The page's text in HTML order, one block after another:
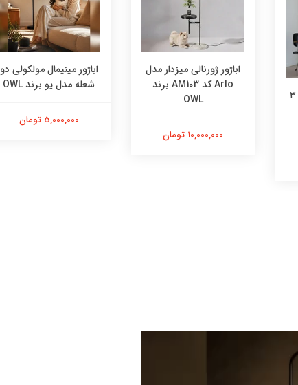
اباژور مینیمال مولکولی ۳
اباژور ژورنالی میزدار مدل
Arlo کد AM103 برند
OWL
10,000,000 تومان
اباژور مینیمال مولکولی دو
شعله مدل یو برند OWL
5,000,000 تومان